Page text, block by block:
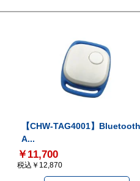
【CHW-TAG4001】Bluetooth
A...
￥11,700
税込￥12,870